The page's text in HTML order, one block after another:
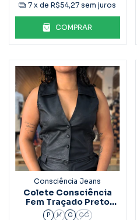
7 x deR$54,27 sem juros
COMPRAR
Consciência Jeans
Colete Consciência
Fem Traçado Preto
90605
P M G GG